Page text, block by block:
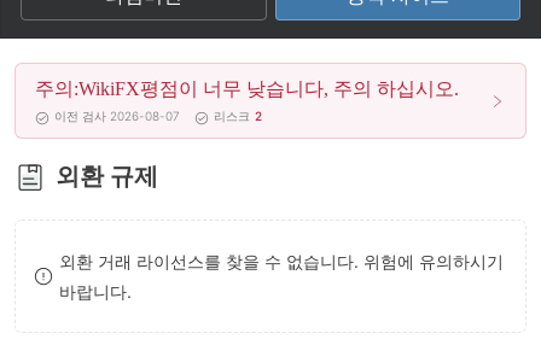
3
4
5
6
7
8
9
6
7
8
9
주의:WikiFX평점이 너무 낮습니다, 주의 하십시오.
이전 검사 2026-08-07 리스크 2
외환 규제
외환 거래 라이선스를 찾을 수 없습니다. 위험에 유의하시기
바랍니다.